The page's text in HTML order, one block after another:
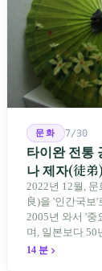
문화 7/30
타이완 전통
나 제자(徒
2022년 12월,
良)을 '인간국보
2005년 와서 '중
며, 일본보다 50
자 제도는 이미
14 분